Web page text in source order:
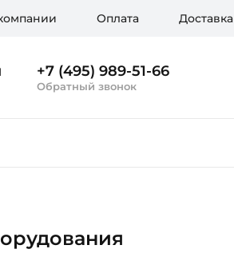
Оплата Доставка
+7 (495) 989-51-66
Обратный звонок